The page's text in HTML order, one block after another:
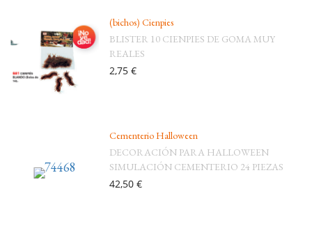
(bichos) Cienpies
BLISTER 10 CIENPIES DE GOMA MUY
REALES
2,75 €
Cementerio Halloween
DECORACIÓN PARA HALLOWEEN
SIMULACIÓN CEMENTERIO 24 PIEZAS
42,50 €